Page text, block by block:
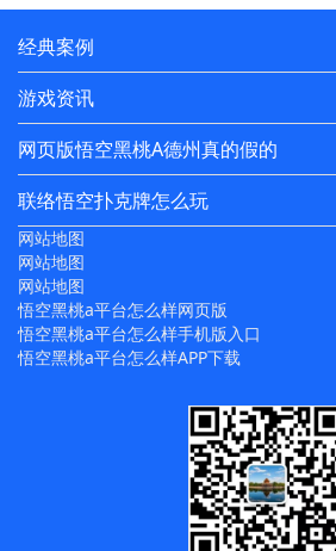
经典案例
游戏资讯
网页版悟空黑桃A德州真的假的
联络悟空扑克牌怎么玩
网站地图
网站地图
网站地图
悟空黑桃a平台怎么样网页版
悟空黑桃a平台怎么样手机版入口
悟空黑桃a平台怎么样APP下载